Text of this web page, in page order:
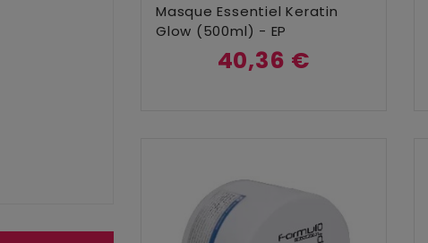
Ajouter Au Panier
Masque Essentiel Keratin
Glow (500ml) - EP
40,36 €